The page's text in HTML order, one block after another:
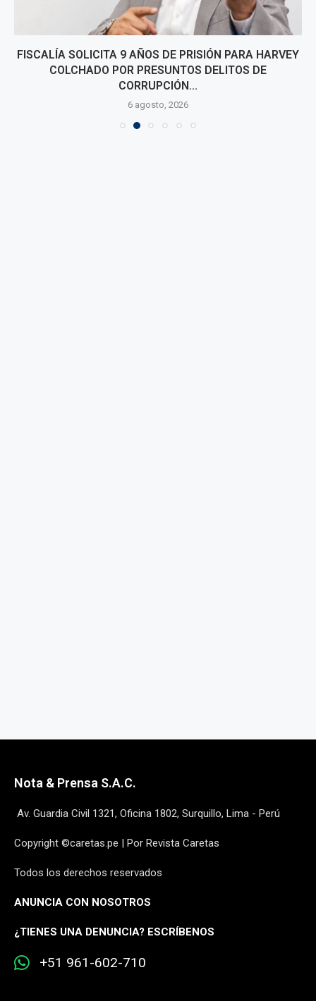
FISCALÍA SOLICITA 9 AÑOS DE PRISIÓN PARA HARVEY
COLCHADO POR PRESUNTOS DELITOS DE
CORRUPCIÓN...
6 agosto, 2026
Nota & Prensa S.A.C.
Av. Guardia Civil 1321, Oficina 1802, Surquillo, Lima - Perú
Copyright ©caretas.pe | Por Revista Caretas
Todos los derechos reservados
ANUNCIA CON NOSOTROS
¿TIENES UNA DENUNCIA? ESCRÍBENOS
+51 961-602-710